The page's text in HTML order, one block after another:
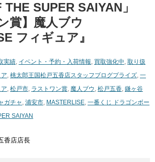
​SUPER ​SAIYAN」
賞】魔人ブウ
フィギュア』
実績, イベント・予約・入荷情報, 買取強化中, 取り扱
, 桃太郎王国松戸五香店スタッフブログプライズ, 一
, 松戸市, ラストワン賞, 魔人ブウ, 松戸五香, 鎌ヶ谷
ガチャ , 浦安市, MASTERLISE, 一番くじ ​ドラゴンボー
​SAIYAN
香店店長